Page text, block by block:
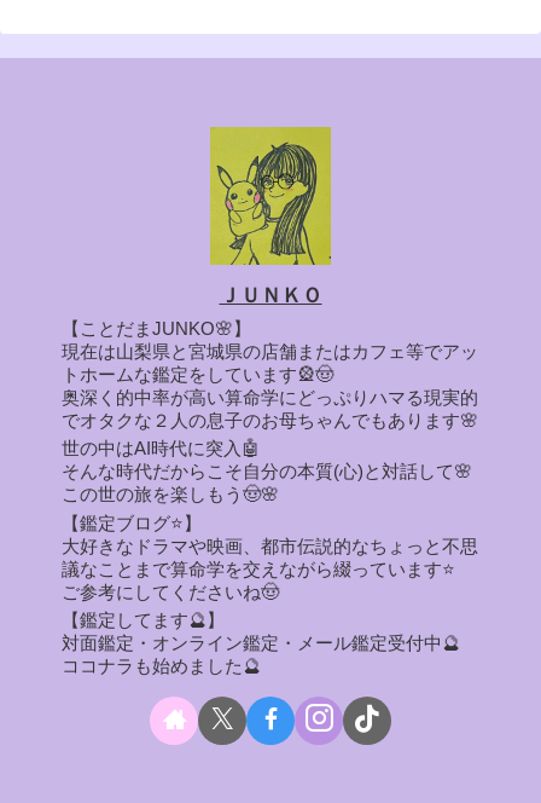
ＪＵＮＫＯ
【ことだまJUNKO🌸】
現在は山梨県と宮城県の店舗またはカフェ等でアッ
トホームな鑑定をしています🎡🤠
奥深く的中率が高い算命学にどっぷりハマる現実的
でオタクな２人の息子のお母ちゃんでもあります🌸
世の中はAI時代に突入🤖
そんな時代だからこそ自分の本質(心)と対話して🌸
この世の旅を楽しもう🤠🌸
【鑑定ブログ⭐】
大好きなドラマや映画、都市伝説的なちょっと不思
議なことまで算命学を交えながら綴っています⭐
ご参考にしてくださいね🤠
【鑑定してます🔮】
対面鑑定・オンライン鑑定・メール鑑定受付中🔮
ココナラも始めました🔮